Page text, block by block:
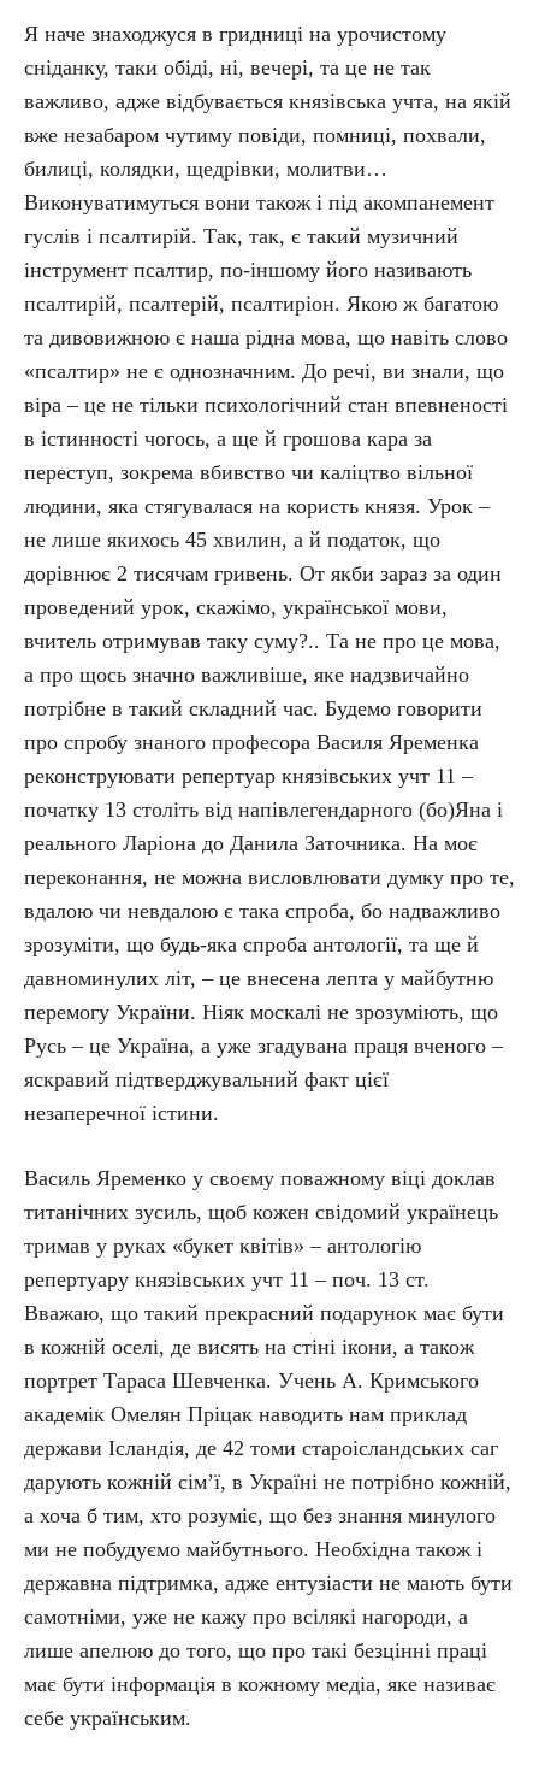
Я наче знаходжуся в гридниці на урочистому
сніданку, таки обіді, ні, вечері, та це не так
важливо, адже відбувається князівська учта, на якій
вже незабаром чутиму повіди, помниці, похвали,
билиці, колядки, щедрівки, молитви…
Виконуватимуться вони також і під акомпанемент
гуслів і псалтирій. Так, так, є такий музичний
інструмент псалтир, по-іншому його називають
псалтирій, псалтерій, псалтиріон. Якою ж багатою
та дивовижною є наша рідна мова, що навіть слово
«псалтир» не є однозначним. До речі, ви знали, що
віра – це не тільки психологічний стан впевненості
в істинності чогось, а ще й грошова кара за
переступ, зокрема вбивство чи каліцтво вільної
людини, яка стягувалася на користь князя. Урок –
не лише якихось 45 хвилин, а й податок, що
дорівнює 2 тисячам гривень. От якби зараз за один
проведений урок, скажімо, української мови,
вчитель отримував таку суму?.. Та не про це мова,
а про щось значно важливіше, яке надзвичайно
потрібне в такий складний час. Будемо говорити
про спробу знаного професора Василя Яременка
реконструювати репертуар князівських учт 11 –
початку 13 століть від напівлегендарного (бо)Яна і
реального Ларіона до Данила Заточника. На моє
переконання, не можна висловлювати думку про те,
вдалою чи невдалою є така спроба, бо надважливо
зрозуміти, що будь-яка спроба антології, та ще й
давноминулих літ, – це внесена лепта у майбутню
перемогу України. Ніяк москалі не зрозуміють, що
Русь – це Україна, а уже згадувана праця вченого –
яскравий підтверджувальний факт цієї
незаперечної істини.
Василь Яременко у своєму поважному віці доклав
титанічних зусиль, щоб кожен свідомий українець
тримав у руках «букет квітів» – антологію
репертуару князівських учт 11 – поч. 13 ст.
Вважаю, що такий прекрасний подарунок має бути
в кожній оселі, де висять на стіні ікони, а також
портрет Тараса Шевченка. Учень А. Кримського
академік Омелян Пріцак наводить нам приклад
держави Ісландія, де 42 томи староісландських саг
дарують кожній сім’ї, в Україні не потрібно кожній,
а хоча б тим, хто розуміє, що без знання минулого
ми не побудуємо майбутнього. Необхідна також і
державна підтримка, адже ентузіасти не мають бути
самотніми, уже не кажу про всілякі нагороди, а
лише апелюю до того, що про такі безцінні праці
має бути інформація в кожному медіа, яке називає
себе українським.